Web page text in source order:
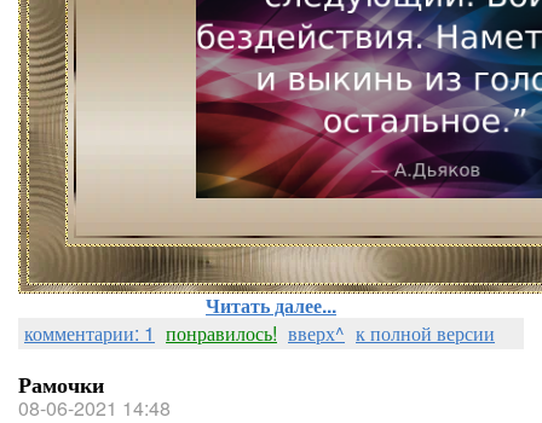
Читать далее...
комментарии: 1 понравилось! вверх^ к полной версии
Рамочки
08-06-2021 14:48